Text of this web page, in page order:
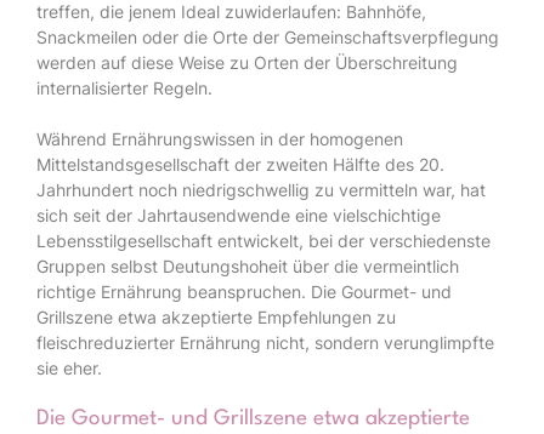
treffen, die jenem Ideal zuwiderlaufen: Bahnhöfe,
Snackmeilen oder die Orte der Gemeinschaftsverpflegung
werden auf diese Weise zu Orten der Überschreitung
internalisierter Regeln.
Während Ernährungswissen in der homogenen
Mittelstandsgesellschaft der zweiten Hälfte des 20.
Jahrhundert noch niedrigschwellig zu vermitteln war, hat
sich seit der Jahrtausendwende eine vielschichtige
Lebensstilgesellschaft entwickelt, bei der verschiedenste
Gruppen selbst Deutungshoheit über die vermeintlich
richtige Ernährung beanspruchen. Die Gourmet- und
Grillszene etwa akzeptierte Empfehlungen zu
fleischreduzierter Ernährung nicht, sondern verunglimpfte
sie eher.
Die Gourmet- und Grillszene etwa akzeptierte